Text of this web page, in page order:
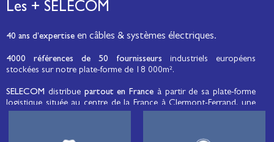
Les + SELECOM
40 ans d’expertise en câbles & systèmes électriques.
4000 références de 50 fournisseurs industriels européens
stockées sur notre plate-forme de 18 000m².
SELECOM distribue partout en France à partir de sa plate-forme
logistique située au centre de la France à Clermont-Ferrand, une
, de matériel